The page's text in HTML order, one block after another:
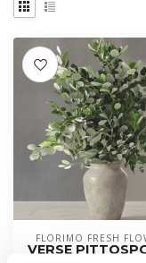
FLORIMO FRESH
VERSE